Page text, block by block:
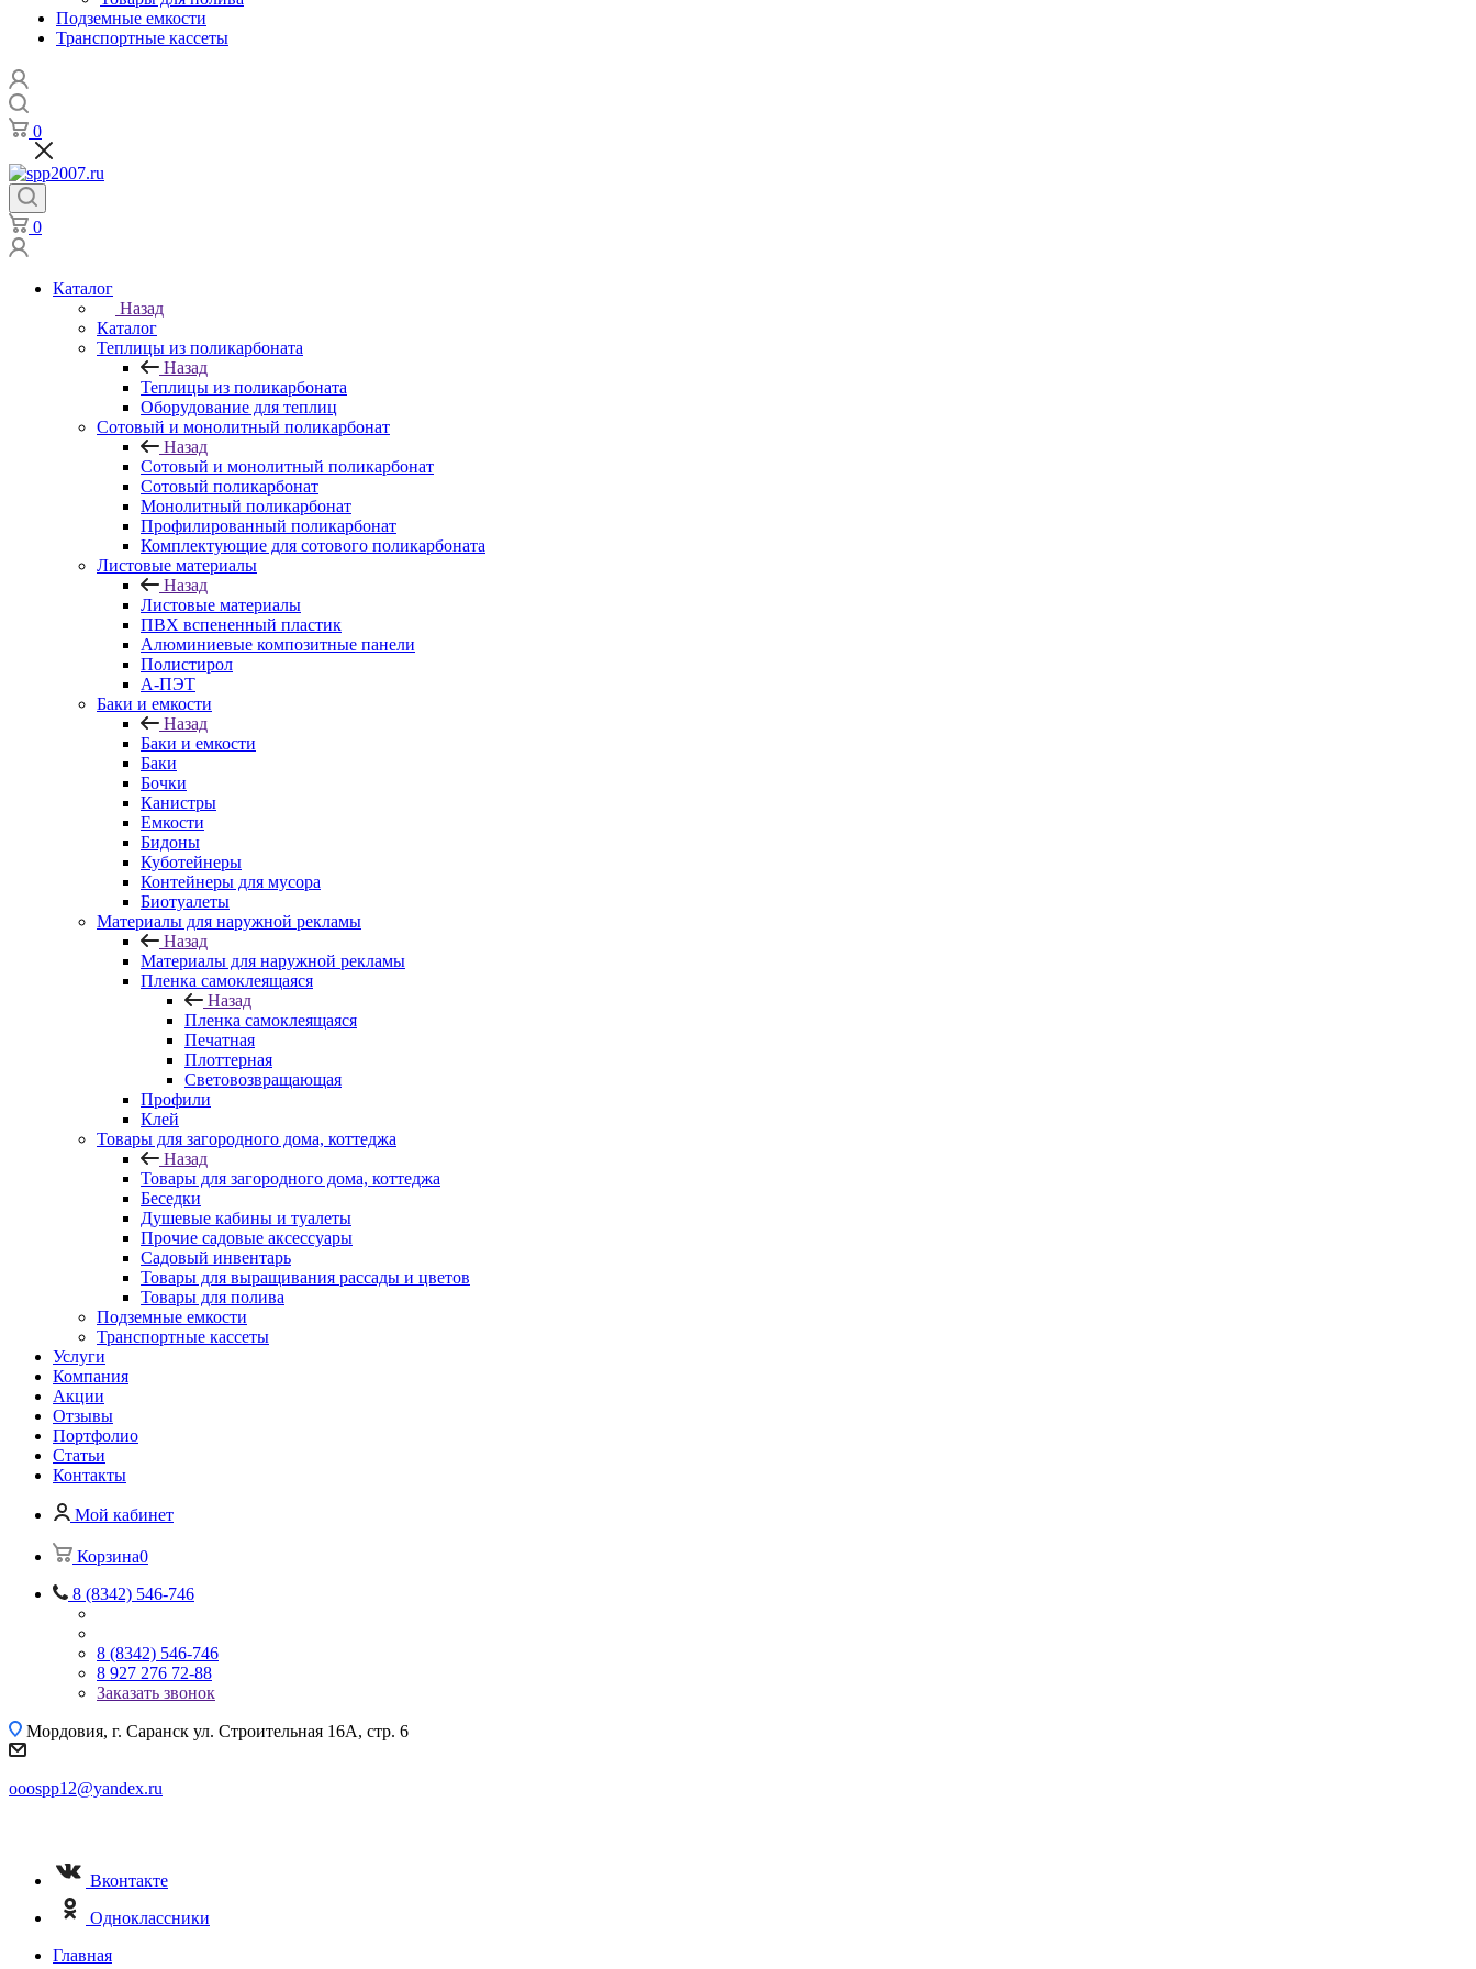
Подземные емкости
Транспортные кассеты
0
0
Каталог
Назад
Каталог
Теплицы из поликарбоната
Назад
Теплицы из поликарбоната
Оборудование для теплиц
Сотовый и монолитный поликарбонат
Назад
Сотовый и монолитный поликарбонат
Сотовый поликарбонат
Монолитный поликарбонат
Профилированный поликарбонат
Комплектующие для сотового поликарбоната
Листовые материалы
Назад
Листовые материалы
ПВХ вспененный пластик
Алюминиевые композитные панели
Полистирол
А-ПЭТ
Баки и емкости
Назад
Баки и емкости
Баки
Бочки
Канистры
Емкости
Бидоны
Куботейнеры
Контейнеры для мусора
Биотуалеты
Материалы для наружной рекламы
Назад
Материалы для наружной рекламы
Пленка самоклеящаяся
Назад
Пленка самоклеящаяся
Печатная
Плоттерная
Световозвращающая
Профили
Клей
Товары для загородного дома, коттеджа
Назад
Товары для загородного дома, коттеджа
Беседки
Душевые кабины и туалеты
Прочие садовые аксессуары
Садовый инвентарь
Товары для выращивания рассады и цветов
Товары для полива
Подземные емкости
Транспортные кассеты
Услуги
Компания
Акции
Отзывы
Портфолио
Статьи
Контакты
Мой кабинет
Корзина0
8 (8342) 546-746
8 (8342) 546-746
8 927 276 72-88
Заказать звонок
Мордовия, г. Саранск ул. Строительная 16A, стр. 6
ooospp12@yandex.ru
Вконтакте
Одноклассники
Главная